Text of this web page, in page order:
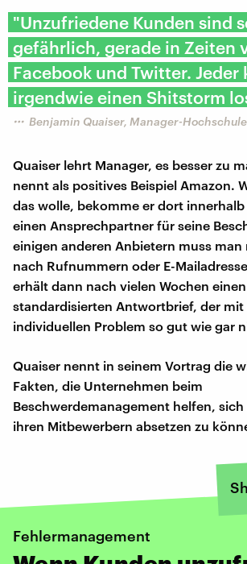
"Unzufriedene Kunden sind
gefährlich, gerade in Zeiten
Facebook und Twitter. Jeder
irgendwie einen Shitstorm
Benjamin Quaiser, Manager-Hochschule
Quaiser lehrt Manager, es besser zu
nennt als positives Beispiel Amazon.
das wolle, bekomme er dort
einen Ansprechpartner für seine
einigen anderen Anbietern muss
nach Rufnummern oder E-
erhält dann nach vielen Wochen einen
standardisierten Antwortbrief, der mit
individuellen Problem so gut wie gar
Quaiser nennt in seinem Vortrag die
Fakten, die Unternehmen beim
Beschwerdemanagement helfen,
ihren Mitbewerbern absetzen zu
Fehlermanagement